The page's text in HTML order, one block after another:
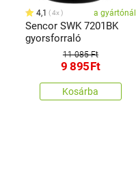
4,1 4x a gyártónál
Sencor SWK 7201BK
gyorsforraló
11 085 Ft
9 895Ft
Kosárba